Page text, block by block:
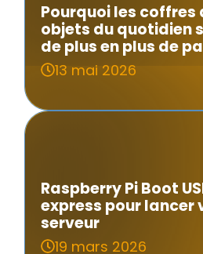
Pourquoi les coffres
objets du quotidien
de plus en plus de
13 mai 2026
Raspberry Pi Boot
express pour lancer
serveur
19 mars 2026